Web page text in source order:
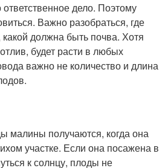
дело. Поэтому
Важно разобраться, где
должна быть почва. Хотя
будет расти в любых
важно не количество и длина
малины получаются, когда она
участке. Если она посажена в
к солнцу, плоды не